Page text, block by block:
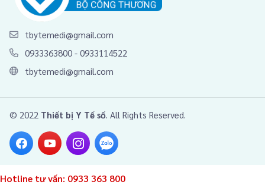
tbytemedi@gmail.com
0933363800 - 0933114522
tbytemedi@gmail.com
© 2022 Thiết bị Y Tế số. All Rights Reserved.
Hotline tư vấn: 0933 363 800